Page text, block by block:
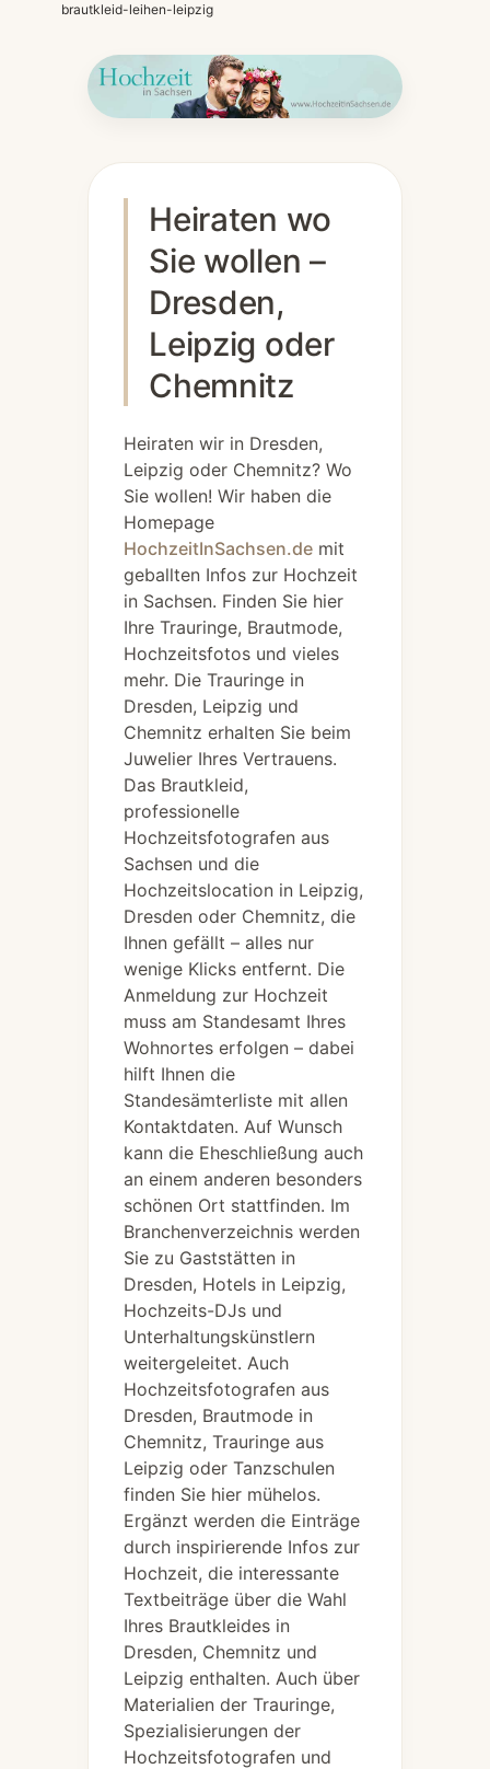
brautkleid-leihen-leipzig
Heiraten wo
Sie wollen –
Dresden,
Leipzig oder
Chemnitz
Heiraten wir in Dresden,
Leipzig oder Chemnitz? Wo
Sie wollen! Wir haben die
Homepage
HochzeitInSachsen.de mit
geballten Infos zur Hochzeit
in Sachsen. Finden Sie hier
Ihre Trauringe, Brautmode,
Hochzeitsfotos und vieles
mehr. Die Trauringe in
Dresden, Leipzig und
Chemnitz erhalten Sie beim
Juwelier Ihres Vertrauens.
Das Brautkleid,
professionelle
Hochzeitsfotografen aus
Sachsen und die
Hochzeitslocation in Leipzig,
Dresden oder Chemnitz, die
Ihnen gefällt – alles nur
wenige Klicks entfernt. Die
Anmeldung zur Hochzeit
muss am Standesamt Ihres
Wohnortes erfolgen – dabei
hilft Ihnen die
Standesämterliste mit allen
Kontaktdaten. Auf Wunsch
kann die Eheschließung auch
an einem anderen besonders
schönen Ort stattfinden. Im
Branchenverzeichnis werden
Sie zu Gaststätten in
Dresden, Hotels in Leipzig,
Hochzeits-DJs und
Unterhaltungskünstlern
weitergeleitet. Auch
Hochzeitsfotografen aus
Dresden, Brautmode in
Chemnitz, Trauringe aus
Leipzig oder Tanzschulen
finden Sie hier mühelos.
Ergänzt werden die Einträge
durch inspirierende Infos zur
Hochzeit, die interessante
Textbeiträge über die Wahl
Ihres Brautkleides in
Dresden, Chemnitz und
Leipzig enthalten. Auch über
Materialien der Trauringe,
Spezialisierungen der
Hochzeitsfotografen und